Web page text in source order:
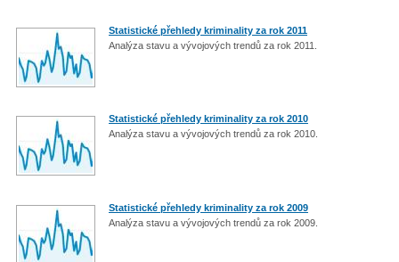
Statistické přehledy kriminality za rok 2011
Analýza stavu a vývojových trendů za rok 2011.
Statistické přehledy kriminality za rok 2010
Analýza stavu a vývojových trendů za rok 2010.
Statistické přehledy kriminality za rok 2009
Analýza stavu a vývojových trendů za rok 2009.